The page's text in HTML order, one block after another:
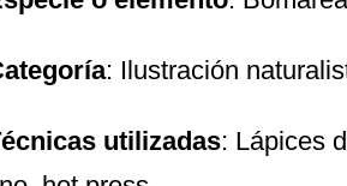
: Ilustración
utilizadas: Lápices